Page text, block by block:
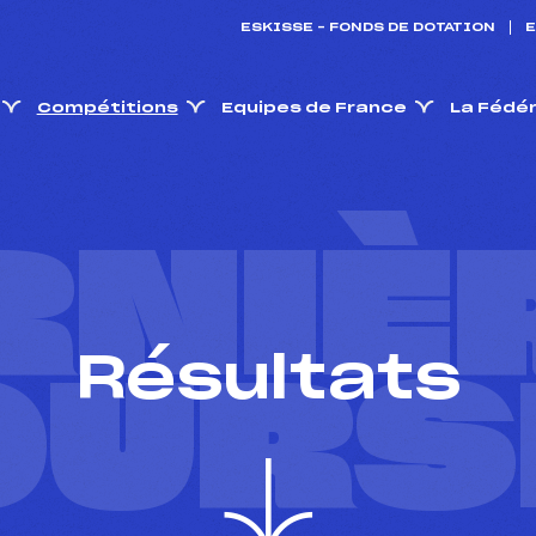
ESKISSE – FONDS DE DOTATION
Compétitions Equipes de France La
Résultats